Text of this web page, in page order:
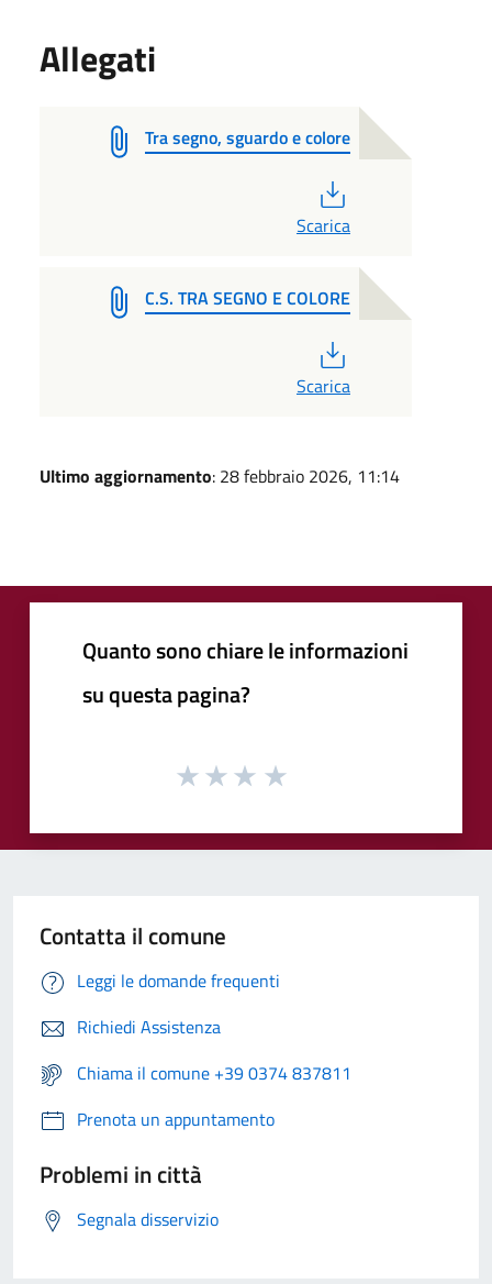
Allegati
Tra segno, sguardo e colore
Scarica
C.S. TRA SEGNO E COLORE
Scarica
Ultimo aggiornamento: 28 febbraio 2026, 11:14
Quanto sono chiare le informazioni
su questa pagina?
Contatta il comune
Leggi le domande frequenti
Richiedi Assistenza
Chiama il comune +39 0374 837811
Prenota un appuntamento
Problemi in città
Segnala disservizio